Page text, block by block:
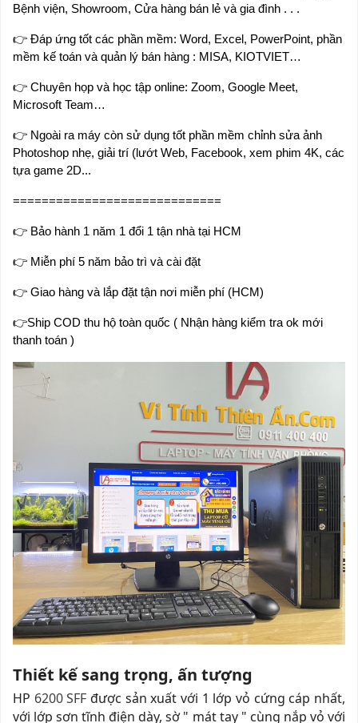
Bệnh viện, Showroom, Cửa hàng bán lẻ và gia đình . . .
👉 Đáp ứng tốt các phần mềm: Word, Excel, PowerPoint, phần
mềm kế toán và quản lý bán hàng : MISA, KIOTVIET…
👉 Chuyên họp và học tập online: Zoom, Google Meet,
Microsoft Team…
👉 Ngoài ra máy còn sử dụng tốt phần mềm chỉnh sửa ảnh
Photoshop nhẹ, giải trí (lướt Web, Facebook, xem phim 4K, các
tựa game 2D...
=============================
👉 Bảo hành 1 năm 1 đổi 1 tận nhà tại HCM
👉 Miễn phí 5 năm bảo trì và cài đặt
👉 Giao hàng và lắp đặt tận nơi miễn phí (HCM)
👉Ship COD thu hộ toàn quốc ( Nhận hàng kiểm tra ok mới
thanh toán )
Thiết kế sang trọng, ấn tượng
HP 6200 SFF được sản xuất với 1 lớp vỏ cứng cáp nhất,
với lớp sơn tĩnh điện dày, sờ " mát tay " cùng nắp vỏ với